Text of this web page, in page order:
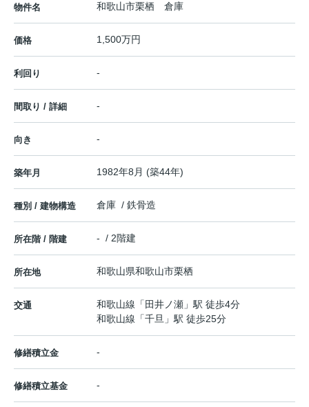
物件名 和歌山市栗栖 倉庫
価格 1,500万円
利回り -
間取り / 詳細 -
向き -
築年月 1982年8月 (築44年)
種別 / 建物構造 倉庫 / 鉄骨造
所在階 / 階建 - / 2階建
所在地 和歌山県和歌山市栗栖
交通 和歌山線 「 田井ノ瀬 」駅 徒歩4分
和歌山線 「千旦 」駅 徒歩25分
修繕積立金 -
修繕積立基金 -